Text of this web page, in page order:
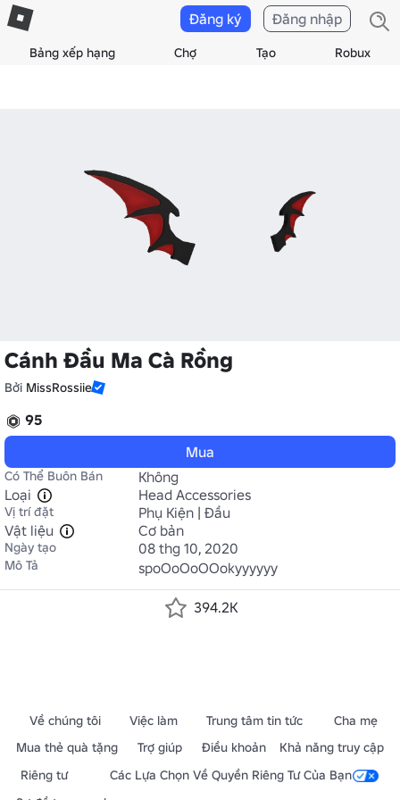
Bảng xếp hạng Chợ Tạo Robux
Đăng ký Đăng nhập
Cánh Đầu Ma Cà Rồng
Bởi MissRossiie
95
Mua
Có Thể Buôn Bán
Không
Loại
Head Accessories
Vị trí đặt
Phụ Kiện | Đầu
Vật liệu
Cơ bản
Ngày tạo 08 thg 10, 2020
Mô Tả spoOoOoOOokyyyyyy
394.2K
Về chúng tôi Việc làm Trung tâm tin tức
Cha mẹ
Mua thẻ quà tặng
Trợ giúp Điều khoản
Khả năng truy cập
Riêng tư
Các Lựa Chọn Về Quyền Riêng Tư Của Bạn